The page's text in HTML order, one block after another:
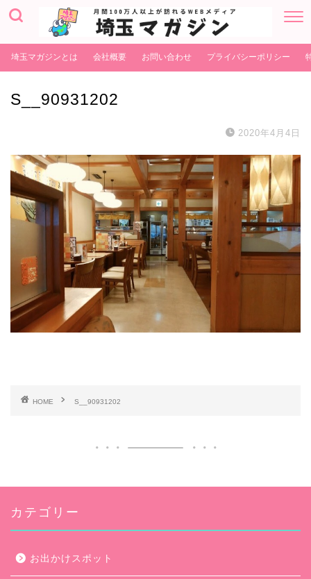
埼玉マガジンとは 会社概要 お問い合わせ プライバシーポリシー
S__90931202
2020年4月4日
HOME S__90931202
カテゴリー
お出かけスポット